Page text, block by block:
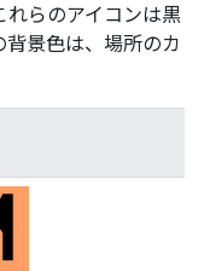
れらのアイコンは黒
背景色は、場所のカ